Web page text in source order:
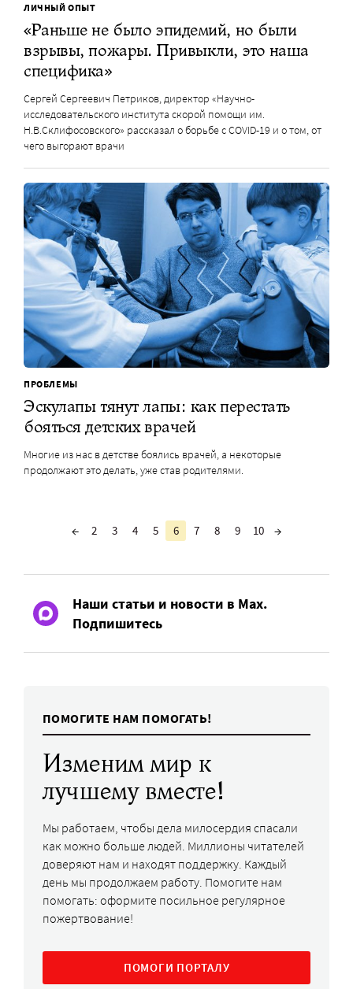
ЛИЧНЫЙ ОПЫТ
«Раньше не было эпидемий, но были
взрывы, пожары. Привыкли, это наша
специфика»
Сергей Сергеевич Петриков, директор «Научно-
исследовательского института скорой помощи им.
Н.В.Склифосовского» рассказал о борьбе с COVID-19 и о том, от
чего выгорают врачи
ПРОБЛЕМЫ
Эскулапы тянут лапы: как перестать
бояться детских врачей
Многие из нас в детстве боялись врачей, а некоторые
продолжают это делать, уже став родителями.
← 2 3 4 5 6 7 8 9 10 →
Наши статьи и новости в Max.
Подпишитесь
ПОМОГИТЕ НАМ ПОМОГАТЬ!
Изменим мир к
лучшему вместе!
Мы работаем, чтобы дела милосердия спасали
как можно больше людей. Миллионы читателей
доверяют нам и находят поддержку. Каждый
день мы продолжаем работу. Помогите нам
помогать: оформите посильное регулярное
пожертвование!
ПОМОГИ ПОРТАЛУ